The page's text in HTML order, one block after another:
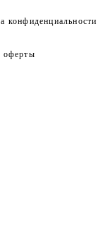
конфиденциальности
оферты